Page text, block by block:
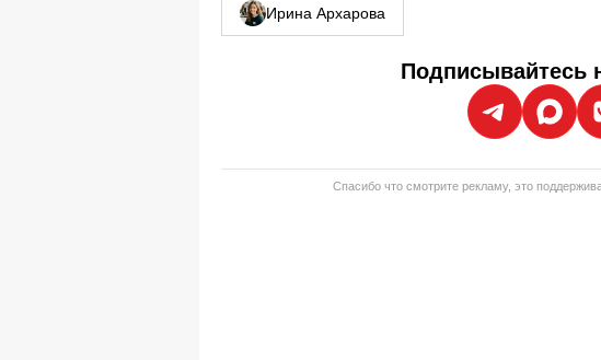
Ирина Архарова
Подписывайтесь
Спасибо что смотрите рекламу, это